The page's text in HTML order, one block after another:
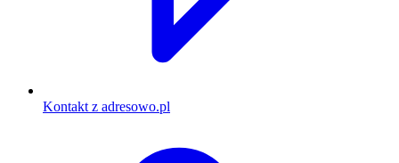
Kontakt z adresowo.pl